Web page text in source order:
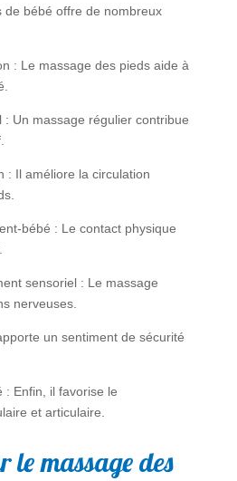
de bébé offre de nombreux
: Le massage des pieds aide à
: Un massage régulier contribue
: Il améliore la circulation
bébé : Le contact physique
sensoriel : Le massage
nerveuses.
un sentiment de sécurité
: Enfin, il favorise le
et articulaire.
le massage des